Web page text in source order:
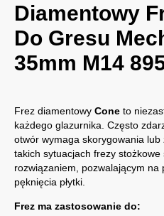
Diamentowy
Do Gresu
35mm M14
Frez diamentowy Cone to
każdego glazurnika. Często
otwór wymaga skorygowania
takich sytuacjach frezy
rozwiązaniem, pozwalającym
pęknięcia płytki.
Frez ma zastosowanie do: